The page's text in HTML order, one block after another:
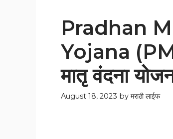
Pradhan
Yojana
मातृ वंदना
August 18, 2023 by मराठी लाईफ